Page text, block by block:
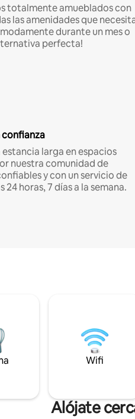
totalmente amueblados con
las amenidades que
durante un mes o
perfecta!
confianza
larga en espacios
nuestra comunidad de
y con un servicio de
24 horas, 7 días a la semana.
Wifi
Alójate